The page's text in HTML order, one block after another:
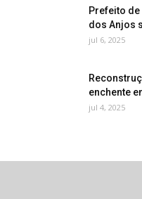
Prefeito
dos Anjos
jul 6, 2025
enchente
jul 4, 2025